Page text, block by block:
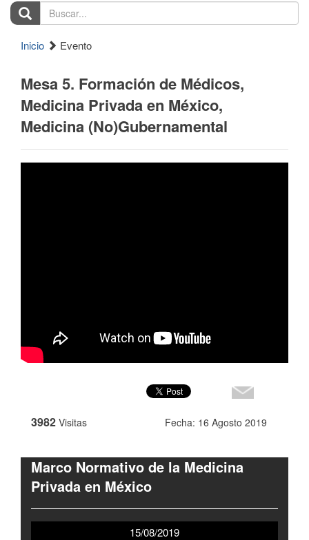
Buscar...
Inicio Evento
Mesa 5. Formación de Médicos,
Medicina Privada en México,
Medicina (No)Gubernamental
3982 Visitas Fecha: 16 Agosto 2019
Marco Normativo de la Medicina
Privada en México
15/08/2019